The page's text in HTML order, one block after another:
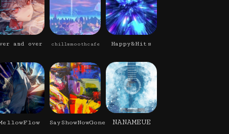
and over chillsmoothcafe Happy&Hits
SayShowNowGone NANAMEUE